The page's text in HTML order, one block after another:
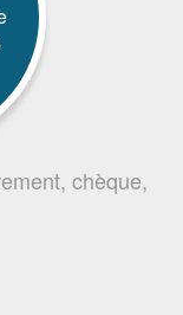
chèque,